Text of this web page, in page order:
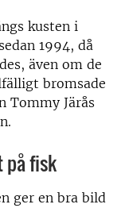
kusten i
1994, då
även om de
bromsade
Tommy Järås
på fisk
ger en bra bild